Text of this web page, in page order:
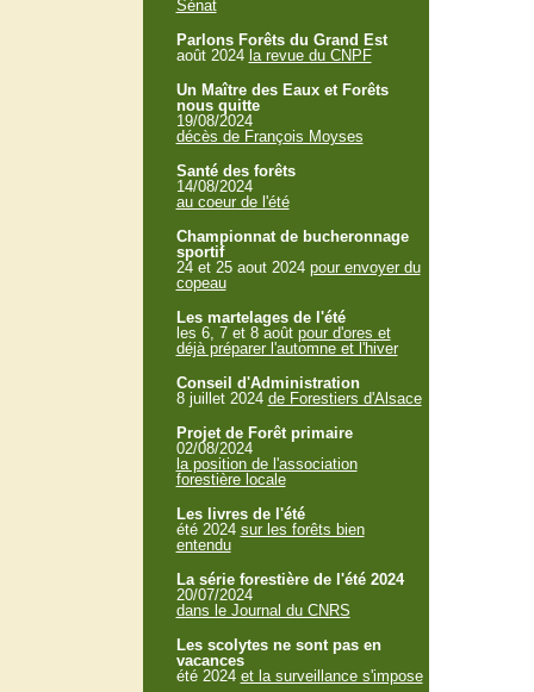
Sénat
Parlons Forêts du Grand Est
août 2024 la revue du CNPF
Un Maître des Eaux et Forêts
nous quitte
19/08/2024
décès de François Moyses
Santé des forêts
14/08/2024
au coeur de l'été
Championnat de bucheronnage
sportif
24 et 25 aout 2024 pour envoyer du
copeau
Les martelages de l'été
les 6, 7 et 8 août pour d'ores et
déjà préparer l'automne et l'hiver
Conseil d'Administration
8 juillet 2024 de Forestiers d'Alsace
Projet de Forêt primaire
02/08/2024
la position de l'association
forestière locale
Les livres de l'été
été 2024 sur les forêts bien
entendu
La série forestière de l'été 2024
20/07/2024
dans le Journal du CNRS
Les scolytes ne sont pas en
vacances
été 2024 et la surveillance s'impose